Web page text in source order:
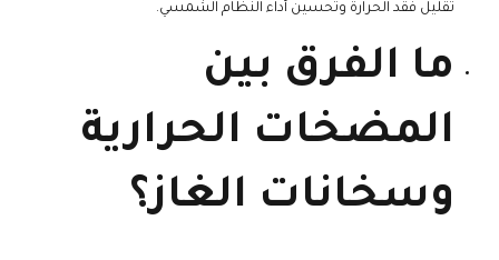
تقليل فقد الحرارة وتحسين أداء النظام الشمسي.
ما الفرق بين
المضخات الحرارية
وسخانات الغاز؟